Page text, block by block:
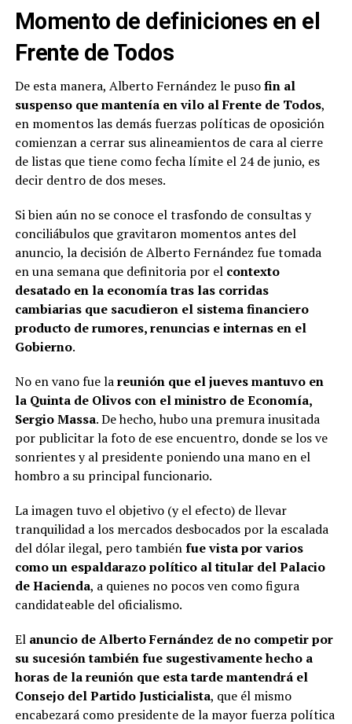
Momento de definiciones en el
Frente de Todos
De esta manera, Alberto Fernández le pusofin al
suspenso que mantenía en vilo al Frente de Todos,
en momentos las demás fuerzas políticas de oposición
comienzan a cerrar sus alineamientos de cara al cierre
de listas que tiene como fecha límite el 24 de junio, es
decir dentro de dos meses.
Si bien aún no se conoce el trasfondo de consultas y
conciliábulos que gravitaron momentos antes del
anuncio, la decisión de Alberto Fernández fue tomada
en una semana que definitoria por el contexto
desatado en la economía tras las corridas
cambiarias que sacudieron el sistema financiero
producto de rumores, renuncias e internas en el
Gobierno.
No en vano fue lareunión que el jueves mantuvo en
la Quinta de Olivos con el ministro de Economía,
Sergio Massa. De hecho, hubo una premura inusitada
por publicitar la foto de ese encuentro, donde se los ve
sonrientes y al presidente poniendo una mano en el
hombro a su principal funcionario.
La imagen tuvo el objetivo (y el efecto) de llevar
tranquilidad a los mercados desbocados por la escalada
del dólar ilegal, pero tambiénfue vista por varios
como un espaldarazo político al titular del Palacio
de Hacienda, a quienes no pocos ven como figura
candidateable del oficialismo.
El anuncio de Alberto Fernández de no competir por
su sucesión también fue sugestivamente hecho a
horas de la reunión que esta tarde mantendrá el
Consejo del Partido Justicialista, que él mismo
encabezará como presidente de la mayor fuerza política